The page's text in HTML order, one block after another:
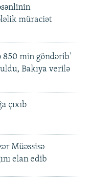
müraciət
min göndərib' –
Bakıya verilə
çıxıb
Müəssisə
elan edib